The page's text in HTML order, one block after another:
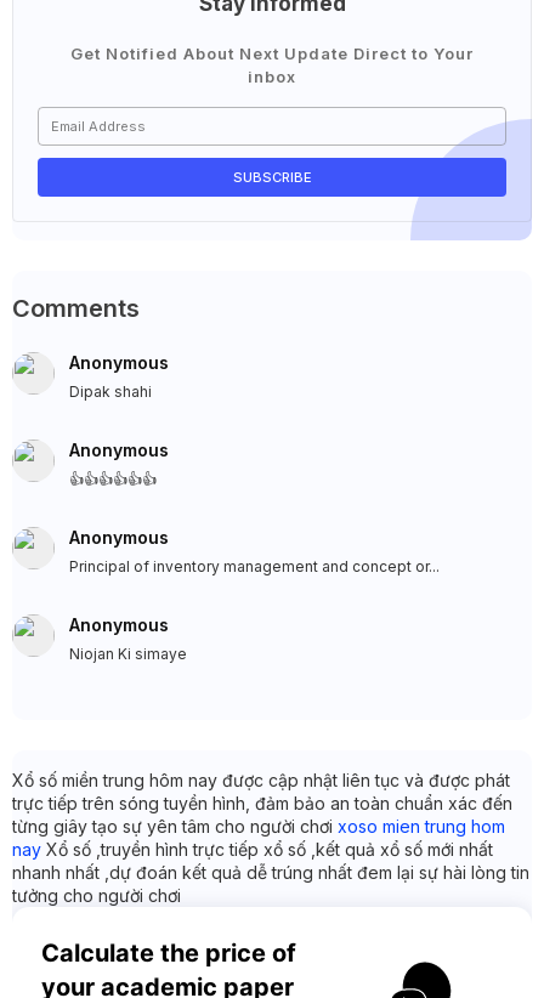
Get Notified About Next Update Direct to Your
inbox
Comments
Anonymous
Dipak shahi
Anonymous
👍👍👍👍👍👍
Anonymous
Principal of inventory management and concept or...
Anonymous
Niojan Ki simaye
Xổ số miền trung hôm nay được cập nhật liên tục và được phát
trực tiếp trên sóng tuyền hình, đảm bảo an toàn chuẩn xác đến
từng giây tạo sự yên tâm cho người chơi xoso mien trung hom
nay Xổ số ,truyền hình trực tiếp xổ số ,kết quả xổ số mới nhất
nhanh nhất ,dự đoán kết quả dễ trúng nhất đem lại sự hài lòng tin
tưởng cho người chơi
Calculate the price of
your academic paper